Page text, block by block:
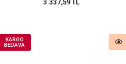
3.337,59 TL
KARGO
BEDAVA